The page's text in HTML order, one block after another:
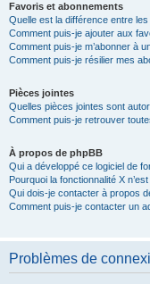
Favoris et abonnements
Quelle est la différence entre
Comment puis-je ajouter aux
Comment puis-je m’abonner à
Comment puis-je résilier mes
Pièces jointes
Quelles pièces jointes sont
Comment puis-je retrouver
À propos de phpBB
Qui a développé ce logiciel de
Pourquoi la fonctionnalité X
Qui dois-je contacter à propos
Comment puis-je contacter un
Problèmes de